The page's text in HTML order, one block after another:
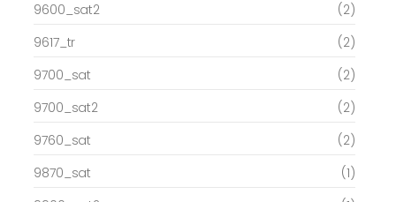
9600_sat2
(2)
9617_tr
(2)
9700_sat
(2)
9700_sat2
(2)
9760_sat
(2)
9870_sat
(1)